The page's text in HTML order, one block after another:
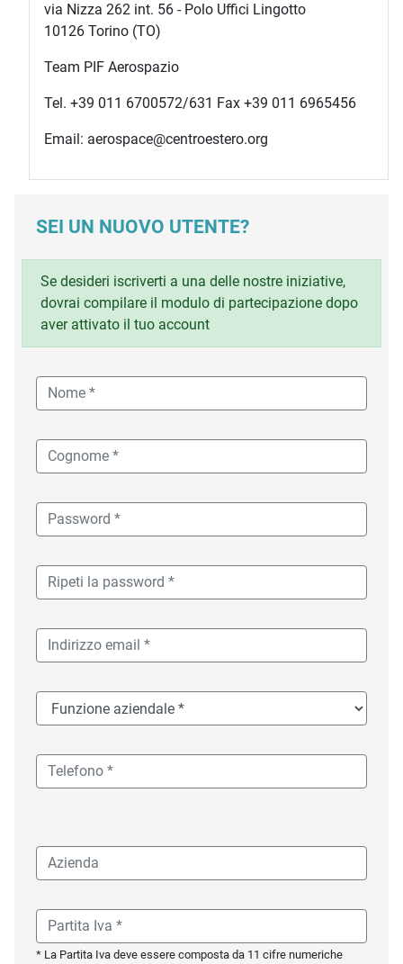
via Nizza 262 int. 56 - Polo Uffici Lingotto
10126 Torino (TO)
Team PIF Aerospazio
Tel. +39 011 6700572/631 Fax +39 011 6965456
Email: aerospace@centroestero.org
SEI UN NUOVO UTENTE?
Se desideri iscriverti a una delle nostre iniziative,
dovrai compilare il modulo di partecipazione dopo
aver attivato il tuo account
* La Partita Iva deve essere composta da 11 cifre numeriche